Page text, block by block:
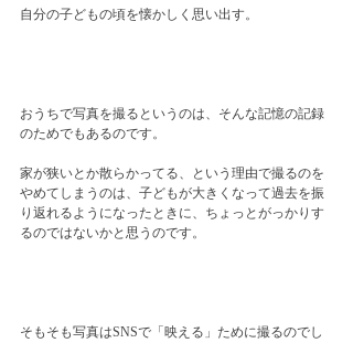
自分の子どもの頃を懐かしく思い出す。
おうちで写真を撮るというのは、そんな記憶の記録
のためでもあるのです。
家が狭いとか散らかってる、という理由で撮るのを
やめてしまうのは、子どもが大きくなって過去を振
り返れるようになったときに、ちょっとがっかりす
るのではないかと思うのです。
そもそも写真はSNSで「映える」ために撮るのでし